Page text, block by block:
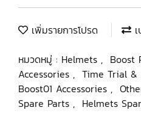
เพิ่มรายการโปรด
หมวดหมู่ : Helmets , Boost
Accessories , Time Trial &
Boost01 Accessories ,
Spare Parts , Helmets